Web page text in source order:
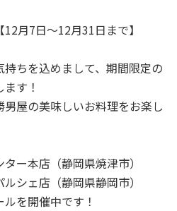
月7日～12月31日まで】
ちを込めまして、期間限定の
す！
屋の美味しいお料理をお楽し
ー本店（静岡県焼津市）
シェ店（静岡県静岡市）
を開催中です！